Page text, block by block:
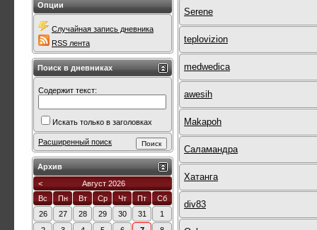
Serene
teplovizion
medwedica
awesih
Makapoh
Саламандра
Хатанга
div83
Опции
Случайная запись дневника
RSS лента
Поиск в дневниках
Содержит текст:
Искать только в заголовках
Расширенный поиск
Архив
<
Август 2026
Вс
Пн Вт Ср Чт Пт
Сб
26
27 28 29 30 31
1